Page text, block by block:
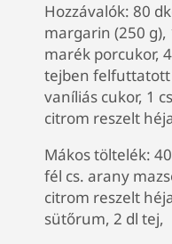
Hozzávalók: 80
margarin (250 g),
marék porcukor,
tejben felfuttatott
vaníliás cukor, 1
citrom reszelt
Mákos töltelék:
fél cs. arany
citrom reszelt
sütőrum, 2 dl tej,